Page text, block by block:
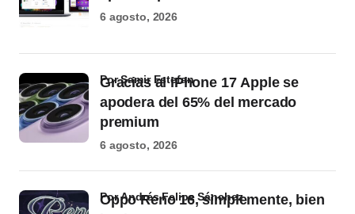
6 agosto, 2026
Gracias al iPhone 17 Apple se
apodera del 65% del mercado
premium
por Samir Estefan
6 agosto, 2026
Oppo Reno 16, simplemente, bien
por Andrés Felipe Sánchez